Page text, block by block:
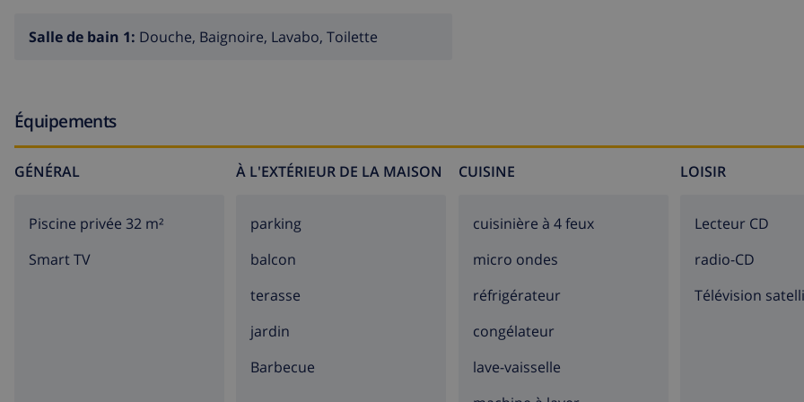
La Villa Andes est située à côté
connue dans toute l’Europe pour l’animation de sa vie nocturne. Lloret de Mar se trouve dans une belle baie et offre
vous pourriez souhaiter pour des vacances pleines d’action, de soleil, de mer, de plages et de sorties.
le centre historique
et foisonnant de Lloret vous trouverez d’innombrables magasins, boutiques, restaurants,
discothèques afin de satisfaire tous vos besoins. De même, la plage de sable allie la magnifique eau bleu azur avec
à beaucoup à offrir en plus du soleil, de la mer, de la plage et des sorties. Pendant votre
Salle de bain 1: Douche, Baignoire, Lavabo, Toilette
Équipements
GÉNÉRAL
Piscine privée 32 m²
Smart TV
À L'EXTÉRIEUR DE LA MAISON
parking
balcon
terasse
jardin
barbecue
CUISINE
cuisinière à 4 feux
micro ondes
réfrigérateur
congélateur
lave-vaisselle
LOISIR
lecteur CD
radio-CD
Télévision